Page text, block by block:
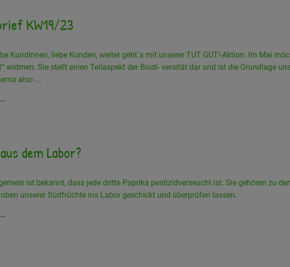
KW19/23
Kundinnen, liebe Kunden, weiter geht´s mit unserer TUT GUT!-Aktion. Im Mai
widmen. Sie stellt einen Teilaspekt der Biodi- versität dar und ist die Grundlage
also ...
dem Labor?
ist bekannt, dass jede dritte Paprika pestizidverseucht ist. Sie gehören zu
unserer Südfrüchte ins Labor geschickt und überprüfen lassen.